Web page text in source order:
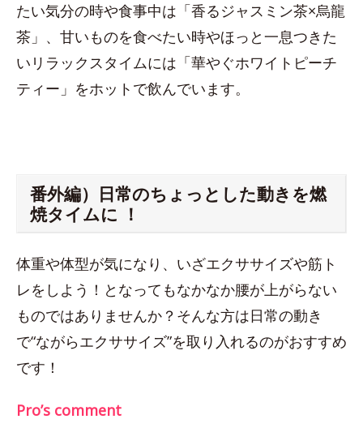
たい気分の時や食事中は「香るジャスミン茶×烏龍
茶」、甘いものを食べたい時やほっと一息つきた
いリラックスタイムには「華やぐホワイトピーチ
ティー」をホットで飲んでいます。
番外編）日常のちょっとした動きを燃
焼タイムに ！
体重や体型が気になり、いざエクササイズや筋ト
レをしよう！となってもなかなか腰が上がらない
ものではありませんか？そんな方は日常の動き
で“ながらエクササイズ”を取り入れるのがおすすめ
です！
Pro’s comment